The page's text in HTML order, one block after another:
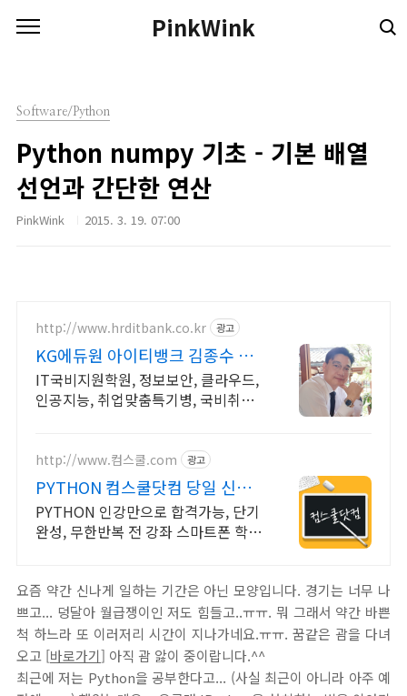
PinkWink
Software/Python
Python numpy 기초 - 기본 배열
선언과 간단한 연산
PinkWink 2015. 3. 19. 07:00
http://www.hrditbank.co.kr 광고
KG에듀원 아이티뱅크 김종수 27
년경력전문가 IT취업상담
IT국비지원학원, 정보보안, 클라우드,
인공지능, 취업맞춤특기병, 국비취업
http://www.컴스쿨.com 광고
PYTHON 컴스쿨닷컴 당일 신청
&결제시 기프티콘!
PYTHON 인강만으로 합격가능, 단기
완성, 무한반복 전 강좌 스마트폰 학습
요즘 약간 신나게 일하는 기간은 아닌 모양입니다. 경기는 너무 나
쁘고... 덩달아 월급쟁이인 저도 힘들고..ㅠㅠ. 뭐 그래서 약간 바쁜
척 하느라 또 이러저리 시간이 지나가네요.ㅠㅠ. 꿈같은 괌을 다녀
오고 [바로가기] 아직 괌 앓이 중이랍니다.^^
최근에 저는 Python을 공부한다고... (사실 최근이 아니라 아주 예